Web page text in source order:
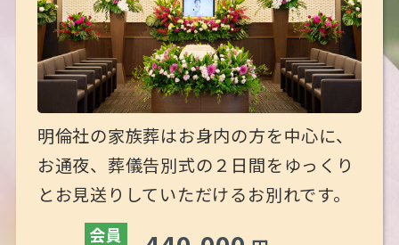
明倫社の家族葬はお身内の方を中心に、
お通夜、葬儀告別式の２日間をゆっくり
とお見送りしていただけるお別れです。
会員